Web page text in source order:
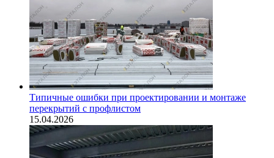
Типичные ошибки при проектировании и монтаже
перекрытий с профлистом
15.04.2026